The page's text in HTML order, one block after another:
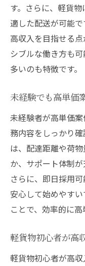
す。さらに、軽貨
適した配送が可能
高収入を目指せる
シブルな働き方も
多いのも特徴です。
未経験でも高単価
未経験者が高単価
務内容をしっかり
は、配達距離や荷
か、サポート体制が
さらに、即日採用
安心して始めやす
ことで、効率的に高
軽貨物初心者が高
軽貨物初心者が高